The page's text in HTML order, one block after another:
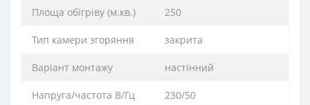
Площа обігріву (м.кв.) 250
Тип камери згоряння закрита
Варіант монтажу настінний
Напруга/частота В/Гц 230/50